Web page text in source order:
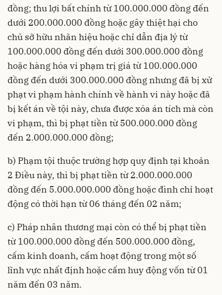
đồng; thu lợi bất chính từ 100.000.000 đồng đến
dưới 200.000.000 đồng hoặc gây thiệt hại cho
chủ sở hữu nhãn hiệu hoặc chỉ dẫn địa lý từ
100.000.000 đồng đến dưới 300.000.000 đồng
hoặc hàng hóa vi phạm trị giá từ 100.000.000
đồng đến dưới 300.000.000 đồng nhưng đã bị xử
phạt vi phạm hành chính về hành vi này hoặc đã
bị kết án về tội này, chưa được xóa án tích mà còn
vi phạm, thì bị phạt tiền từ 500.000.000 đồng
đến 2.000.000.000 đồng;
b) Phạm tội thuộc trường hợp quy định tại khoản
2 Điều này, thì bị phạt tiền từ 2.000.000.000
đồng đến 5.000.000.000 đồng hoặc đình chỉ hoạt
động có thời hạn từ 06 tháng đến 02 năm;
c) Pháp nhân thương mại còn có thể bị phạt tiền
từ 100.000.000 đồng đến 500.000.000 đồng,
cấm kinh doanh, cấm hoạt động trong một số
lĩnh vực nhất định hoặc cấm huy động vốn từ 01
năm đến 03 năm.